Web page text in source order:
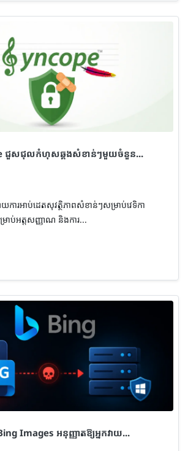
ជួសជុលកំហុសឆ្គងសំខាន់ៗមួយចំនួន...
ការអាប់ដេតសុវត្ថិភាពសំខាន់ៗសម្រាប់វេទិកា
ាប់អត្តសញ្ញាណ និងការ...
Images អនុញ្ញាតឱ្យអ្នកវាយ...